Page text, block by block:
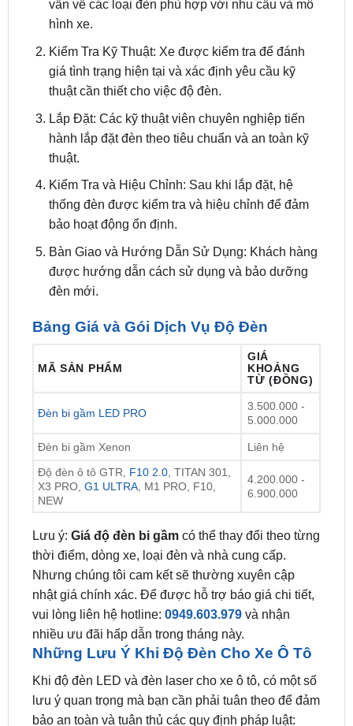
Kiểm Tra Kỹ Thuật: Xe được kiểm tra để đánh
giá tình trạng hiện tại và xác định yêu cầu kỹ
thuật cần thiết cho việc độ đèn.
Lắp Đặt: Các kỹ thuật viên chuyên nghiệp tiến
hành lắp đặt đèn theo tiêu chuẩn và an toàn kỹ
thuật.
Kiểm Tra và Hiệu Chỉnh: Sau khi lắp đặt, hệ
thống đèn được kiểm tra và hiệu chỉnh để đảm
bảo hoạt động ổn định.
Bàn Giao và Hướng Dẫn Sử Dụng: Khách hàng
được hướng dẫn cách sử dụng và bảo dưỡng
đèn mới.
Bảng Giá và Gói Dịch Vụ Độ Đèn
MÃ SẢN PHẨM
KHOẢNG
Đèn bi gầm LED PRO
3.500.000 -
5.000.000
Đèn bi gầm Xenon
Liên hệ
X3 PRO,G1 ULTRA
6.900.000
Lưu ý:Giá độ đèn bi gầmcó thể thay đổi theo từng
Nhưng chúng tôi cam kết sẽ thường xuyên cập
nhật giá chính xác. Để được hỗ trợ báo giá chi tiết,
vui lòng liên hệ hotline:0949.603.979 và nhận
nhiều ưu đãi hấp dẫn trong tháng này.
Những Lưu Ý Khi Độ Đèn Cho Xe Ô Tô
Khi độ đèn LED và đèn laser cho xe ô tô, có một số
lưu ý quan trọng mà bạn cần phải tuân theo để đảm
bảo an toàn và tuân thủ các quy định pháp luật:
Chất lượng đèn: Sử dụng đèn LED và laser chất